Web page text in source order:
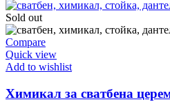
Sold out
Compare
Quick view
Add to wishlist
Химикал за сватбена